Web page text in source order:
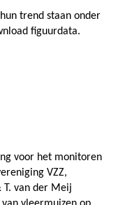
trend staan onder
figuurdata.
voor het monitoren
VZZ,
T. van der Meij